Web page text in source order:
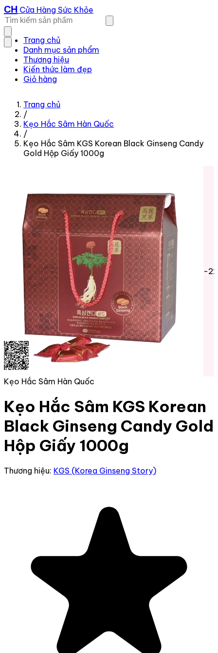
CH Cửa Hàng Sức Khỏe
Trang chủ
Danh mục sản phẩm
Thương hiệu
Kiến thức làm đẹp
Giỏ hàng
Trang chủ
/
Kẹo Hắc Sâm Hàn Quốc
/
Kẹo Hắc Sâm KGS Korean Black Ginseng Candy
Gold Hộp Giấy 1000g
-
Kẹo Hắc Sâm Hàn Quốc
Kẹo Hắc Sâm KGS Korean
Black Ginseng Candy Gold
Hộp Giấy 1000g
Thương hiệu: KGS (Korea Ginseng Story)